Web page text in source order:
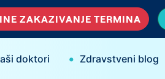
ZAKAZIVANJE TERMINA
doktori • Zdravstveni blog